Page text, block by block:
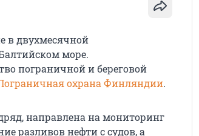
в двухмесячной
море.
пограничной и береговой
охрана Финляндии.
направлена на мониторинг
разливов нефти с судов, а